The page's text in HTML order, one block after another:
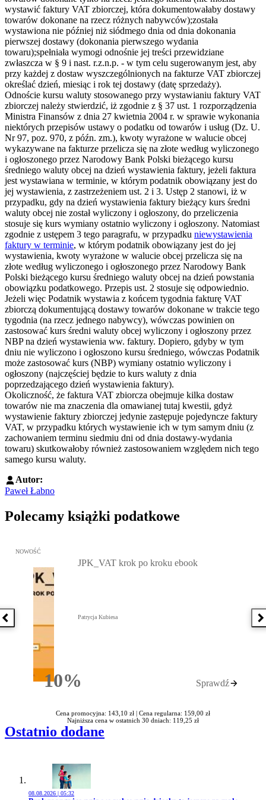
wystawić faktury VAT zbiorczej, która dokumentowałaby dostawy
towarów dokonane na rzecz różnych nabywców);została
wystawiona nie później niż siódmego dnia od dnia dokonania
pierwszej dostawy (dokonania pierwszego wydania
towaru);spełniała wymogi odnośnie jej treści przewidziane
zwłaszcza w § 9 i nast. r.z.n.p. - w tym celu sugerowanym jest, aby
przy każdej z dostaw wyszczególnionych na fakturze VAT zbiorczej
określać dzień, miesiąc i rok tej dostawy (datę sprzedaży).
Odnoście kursu waluty stosowanego przy wystawianiu faktury VAT
zbiorczej należy stwierdzić, iż zgodnie z § 37 ust. 1 rozporządzenia
Ministra Finansów z dnia 27 kwietnia 2004 r. w sprawie wykonania
niektórych przepisów ustawy o podatku od towarów i usług (Dz. U.
Nr 97, poz. 970, z późn. zm.), kwoty wyrażone w walucie obcej
wykazywane na fakturze przelicza się na złote według wyliczonego
i ogłoszonego przez Narodowy Bank Polski bieżącego kursu
średniego waluty obcej na dzień wystawienia faktury, jeżeli faktura
jest wystawiana w terminie, w którym podatnik obowiązany jest do
jej wystawienia, z zastrzeżeniem ust. 2 i 3. Ustęp 2 stanowi, iż w
przypadku, gdy na dzień wystawienia faktury bieżący kurs średni
waluty obcej nie został wyliczony i ogłoszony, do przeliczenia
stosuje się kurs wymiany ostatnio wyliczony i ogłoszony. Natomiast
zgodnie z ustępem 3 tego paragrafu, w przypadku niewystawienia
faktury w terminie, w którym podatnik obowiązany jest do jej
wystawienia, kwoty wyrażone w walucie obcej przelicza się na
złote według wyliczonego i ogłoszonego przez Narodowy Bank
Polski bieżącego kursu średniego waluty obcej na dzień powstania
obowiązku podatkowego. Przepis ust. 2 stosuje się odpowiednio.
Jeżeli więc Podatnik wystawia z końcem tygodnia fakturę VAT
zbiorczą dokumentującą dostawy towarów dokonane w trakcie tego
tygodnia (na rzecz jednego nabywcy), wówczas powinien on
zastosować kurs średni waluty obcej wyliczony i ogłoszony przez
NBP na dzień wystawienia ww. faktury. Dopiero, gdyby w tym
dniu nie wyliczono i ogłoszono kursu średniego, wówczas Podatnik
może zastosować kurs (NBP) wymiany ostatnio wyliczony i
ogłoszony (najczęściej będzie to kurs waluty z dnia
poprzedzającego dzień wystawienia faktury).
Okoliczność, że faktura VAT zbiorcza obejmuje kilka dostaw
towarów nie ma znaczenia dla omawianej tutaj kwestii, gdyż
wystawienie faktury zbiorczej jedynie zastępuje pojedyncze faktury
VAT, w przypadku których wystawienie ich w tym samym dniu (z
zachowaniem terminu siedmiu dni od dnia dostawy-wydania
towaru) skutkowałoby również zastosowaniem względem nich tego
samego kursu waluty.
Autor:
Paweł Łabno
Polecamy książki podatkowe
Poprzednia książka
Przejdź do: JPK_VAT krok po kroku ebook, Patrycja Kubiesa -
NOWOŚĆ
10%Rabatu
JPK_VAT krok po kroku ebook
Patrycja Kubiesa
Sprawdź
Cena promocyjna: 143,10 zł | Cena regularna: 159,00 zł
Najniższa cena w ostatnich 30 dniach: 119,25 zł
Ostatnio dodane
08.08.2026 | 05:32